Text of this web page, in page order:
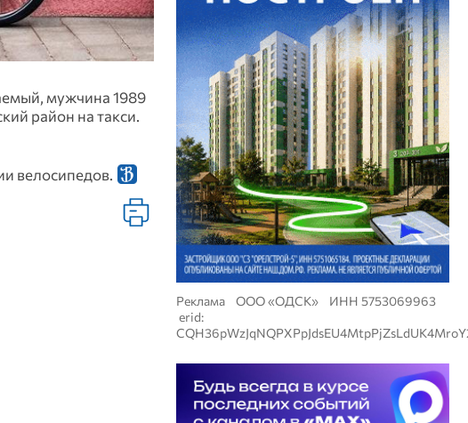
мужчина 1989
район на такси.
велосипедов.
Реклама ООО «ОДСК» ИНН 5753069963
erid: